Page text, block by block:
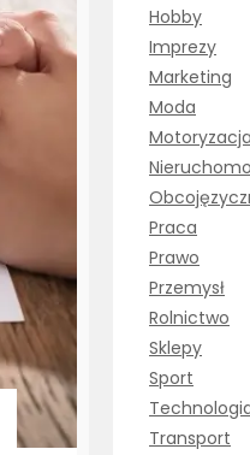
Hobby
Imprezy
Marketing
Moda
Motoryzacja
Praca
Prawo
Przemysł
Rolnictwo
Sklepy
Sport
Transport